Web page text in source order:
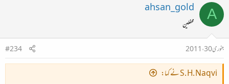
A
ahsan_gold
محفلین
جنوری 30، 2011
#234
S. H. Naqvi نے کہا: